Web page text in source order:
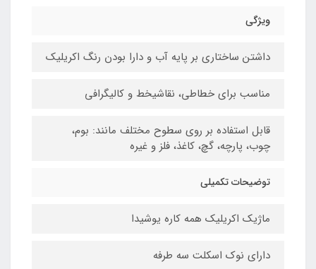
ویژگی
داشتن ساختاری بر پایه آب و دارا بودن رنگ اکریلیک
مناسب برای خطاطی، نقاشیخط و کالیگرافی
قابل استفاده بر روی سطوح مختلف مانند: بوم،
چوب، پارچه، گچ، کاغذ، فلز و غیره
توضیحات تکمیلی
ماژیک اکریلیک همه کاره یوشیدا
دارای نوک اسکلت سه طرفه